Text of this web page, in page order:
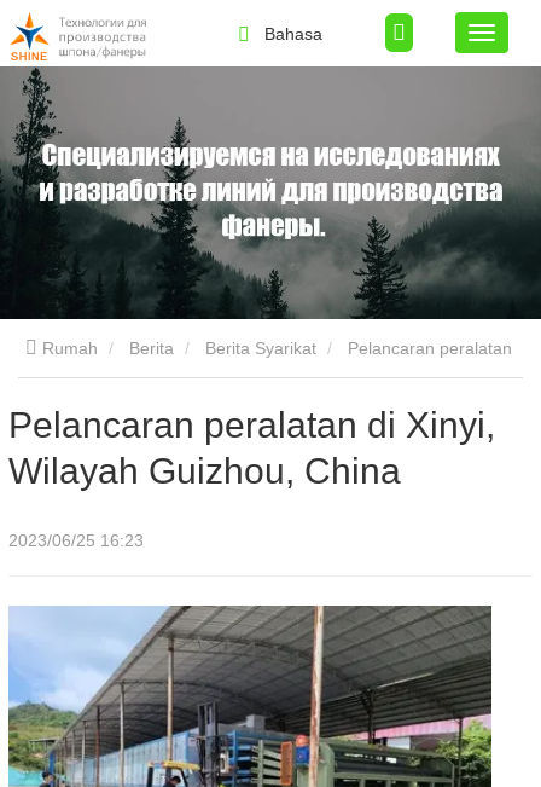
Bahasa
Rumah Berita Berita Syarikat
Pelancaran peralatan di Xinyi,
Wilayah Guizhou, China
2023/06/25 16:23